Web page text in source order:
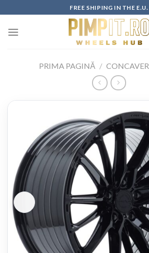
to
content
FREE SHIPING IN THE E.U.
PRIMA PAGINĂ / CONCAVER